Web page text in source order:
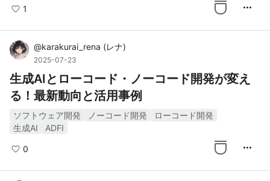
1 more_horiz
@karakurai_rena (レナ)
2025-07-23
生成AIとローコード・ノーコード開発が変え
る！最新動向と活用事例
ソフトウェア開発 ノーコード開発
ローコード開発
生成AI
ADFI
0 more_horiz